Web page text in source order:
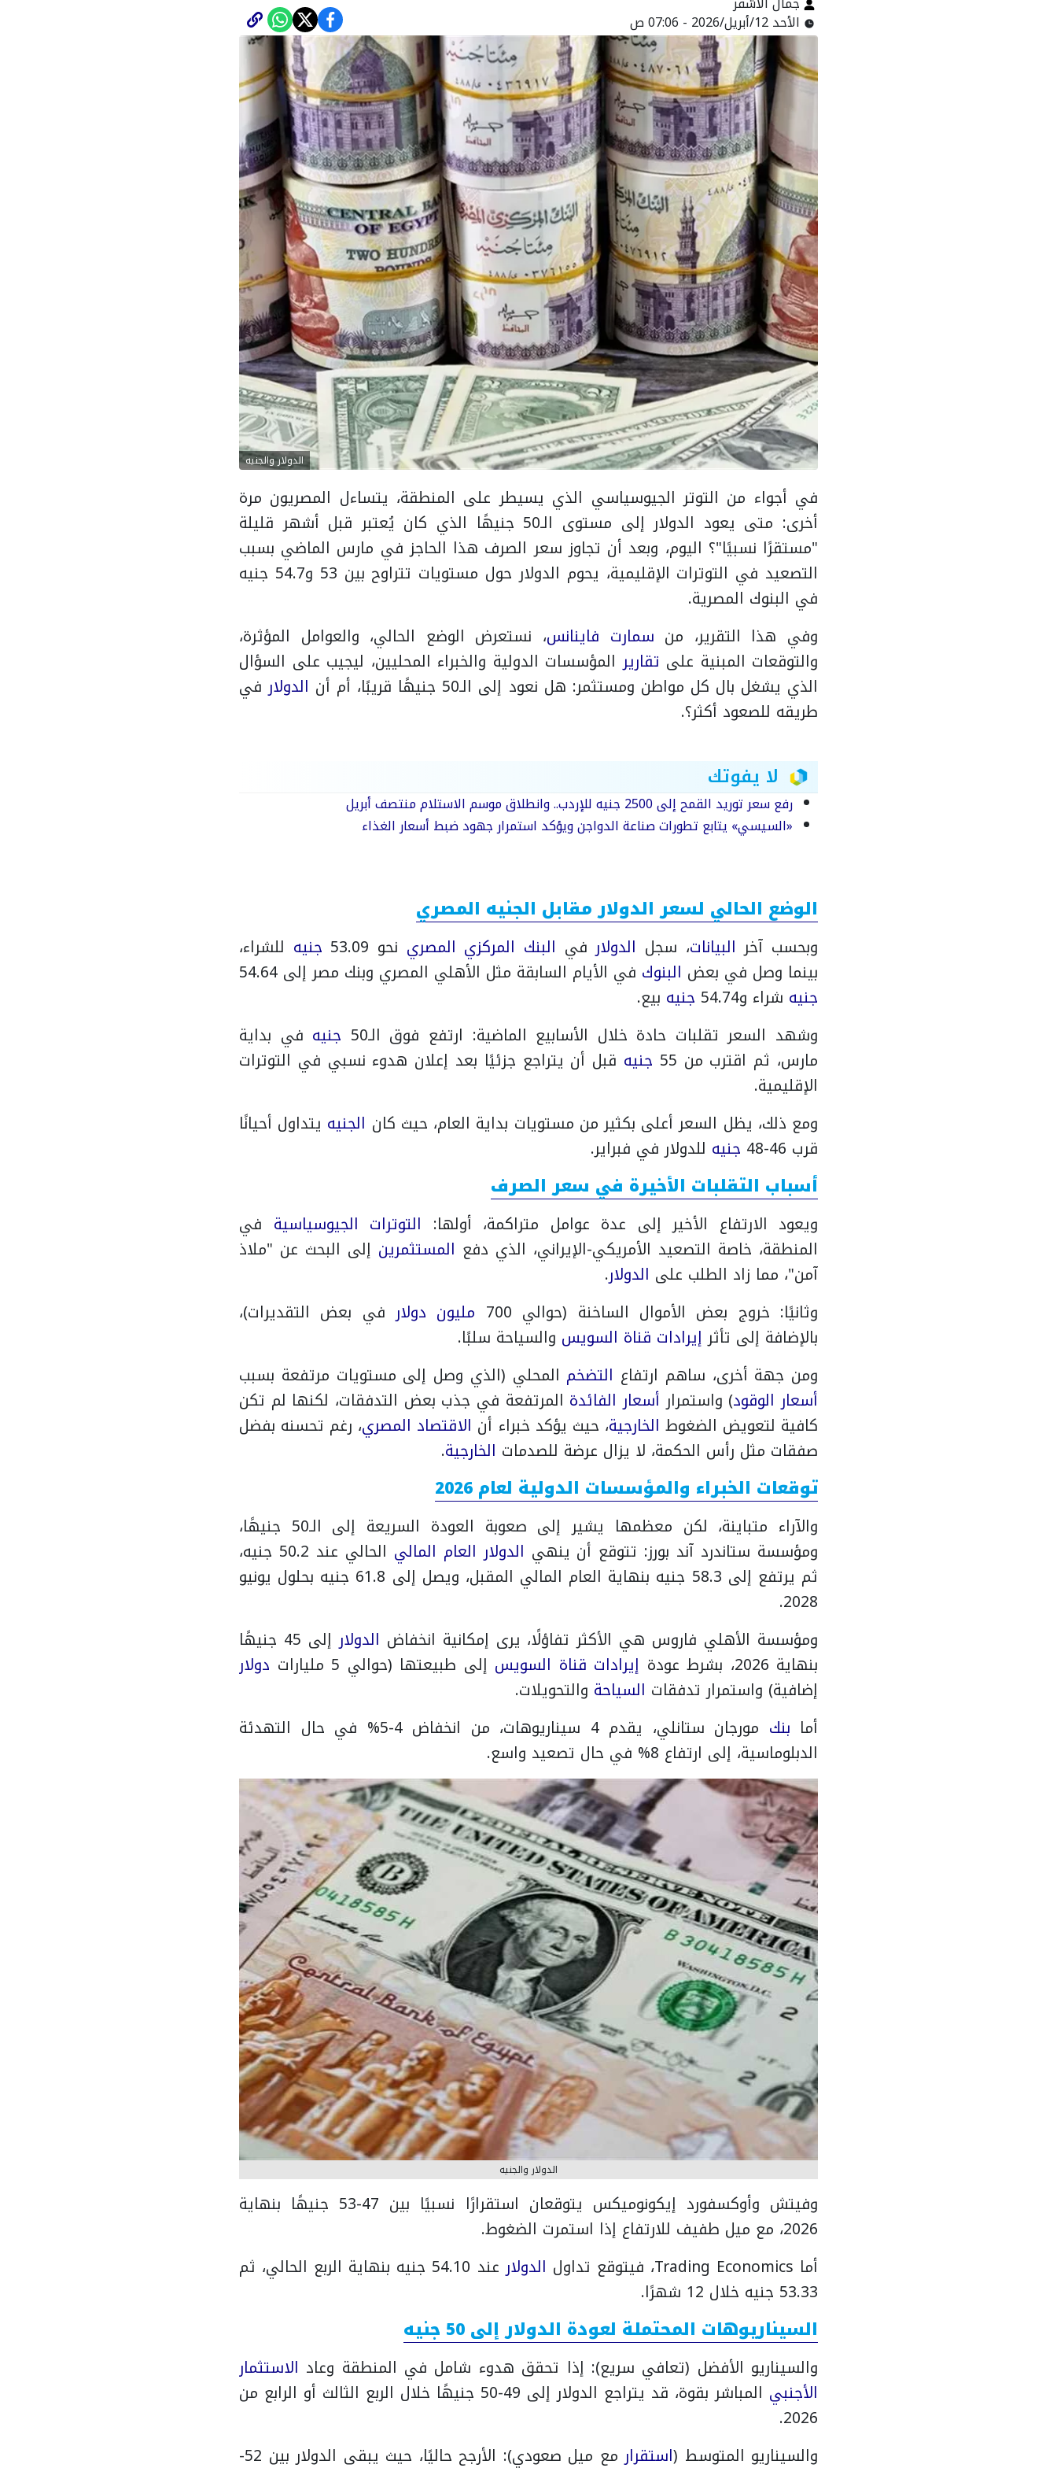
الأحد 12/أبريل/2026 - 07:06 ص
الدولار والجنيه
في أجواء من التوتر الجيوسياسي الذي يسيطر على المنطقة، يتساءل المصريون مرة
أخرى: متى يعود الدولار إلى مستوى الـ50 جنيهًا الذي كان يُعتبر قبل أشهر قليلة
"مستقرًا نسبيًا"؟ اليوم، وبعد أن تجاوز سعر الصرف هذا الحاجز في مارس الماضي بسبب
التصعيد في التوترات الإقليمية، يحوم الدولار حول مستويات تتراوح بين 53 و54.7 جنيه
في البنوك المصرية.
وفي هذا التقرير، من سمارت فاينانس، نستعرض الوضع الحالي، والعوامل المؤثرة،
والتوقعات المبنية على تقاريرالمؤسسات الدولية والخبراء المحليين، ليجيب على السؤال
الذي يشغل بال كل مواطن ومستثمر: هل نعود إلى الـ50 جنيهًا قريبًا، أم أن
الدولارفي
طريقه للصعود أكثر؟.
لا يفوتك
رفع سعر توريد القمح إلى 2500 جنيه للإردب.. وانطلاق موسم الاستلام منتصف أبريل
«السيسي» يتابع تطورات صناعة الدواجن ويؤكد استمرار جهود ضبط أسعار الغذاء
الوضع الحالي لسعر الدولار مقابل الجنيه المصري
وبحسب آخر البيانات، سجل الدولارفي البنك المركزي المصري نحو 53.09 جنيه للشراء،
بينما وصل في بعض البنوك في الأيام السابقة مثل الأهلي المصري وبنك مصر إلى 54.64
جنيه شراء و54.74 جنيه بيع.
وشهد السعر تقلبات حادة خلال الأسابيع الماضية: ارتفع فوق الـ50
جنيه في بداية
مارس، ثم اقترب من 55
جنيه قبل أن يتراجع جزئيًا بعد إعلان هدوء نسبي في التوترات
الإقليمية.
ومع ذلك، يظل السعر أعلى بكثير من مستويات بداية العام، حيث كان الجنيه يتداول أحيانًا
قرب 46-48
جنيه للدولار في فبراير.
أسباب التقلبات الأخيرة في سعر الصرف
ويعود الارتفاع الأخير إلى عدة عوامل متراكمة، أولها: التوترات الجيوسياسية في
المنطقة، خاصة التصعيد الأمريكي-الإيراني، الذي دفع المستثمرين إلى البحث عن "ملاذ
آمن"، مما زاد الطلب على الدولار.
وثانيًا: خروج بعض الأموال الساخنة (حوالي 700
مليون دولارفي بعض التقديرات)،
بالإضافة إلى تأثرإيرادات قناة السويس والسياحة سلبًا.
ومن جهة أخرى، ساهم ارتفاع التضخم المحلي (الذي وصل إلى مستويات مرتفعة بسبب
أسعار الوقود) واستمرار أسعار الفائدة المرتفعة في جذب بعض التدفقات، لكنها لم تكن
كافية لتعويض الضغوط الخارجية، حيث يؤكد خبراء أن الاقتصاد المصري، رغم تحسنه بفضل
صفقات مثل رأس الحكمة، لا يزال عرضة للصدمات الخارجية.
توقعات الخبراء والمؤسسات الدولية لعام 2026
والآراء متباينة، لكن معظمها يشير إلى صعوبة العودة السريعة إلى الـ50 جنيهًا،
ومؤسسة ستاندرد آند بورز: تتوقع أن ينهي الدولار العام المالي
الحالي عند 50.2 جنيه،
ثم يرتفع إلى 58.3 جنيه بنهاية العام المالي المقبل، ويصل إلى 61.8 جنيه بحلول يونيو
2028.
ومؤسسة الأهلي فاروس هي الأكثر تفاؤلًا، يرى إمكانية انخفاض الدولار
إلى 45 جنيهًا
بنهاية 2026، بشرط عودة
إيرادات قناة السويس إلى طبيعتها (حوالي 5 مليارات
دولار
إضافية) واستمرار تدفقات السياحة والتحويلات.
أما بنك
مورجان ستانلي، يقدم 4 سيناريوهات، من انخفاض 4-5% في حال التهدئة
الدبلوماسية، إلى ارتفاع 8% في حال تصعيد واسع.
الدولار والجنيه
وفيتش وأوكسفورد إيكونوميكس يتوقعان استقرارًا نسبيًا بين 47-53 جنيهًا بنهاية
2026، مع ميل طفيف للارتفاع إذا استمرت الضغوط.
أما Trading Economics، فيتوقع تداول
الدولار
عند 54.10 جنيه بنهاية الربع الحالي، ثم
53.33 جنيه خلال 12 شهرًا.
السيناريوهات المحتملة لعودة الدولار إلى 50 جنيه
والسيناريو الأفضل (تعافي سريع): إذا تحقق هدوء شامل في المنطقة وعاد الاستثمار
الأجنبي
المباشر بقوة، قد يتراجع الدولار إلى 49-50 جنيهًا خلال الربع الثالث أو الرابع من
2026.
والسيناريو المتوسط (استقرار
مع ميل صعودي): الأرجح حاليًا، حيث يبقى الدولار بين 52-